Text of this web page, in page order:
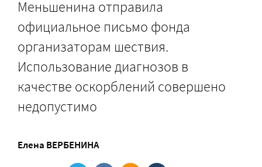
Меньшенина отправила
официальное письмо фонда
организаторам шествия.
Использование диагнозов в
качестве оскорблений совершено
недопустимо
Елена ВЕРБЕНИНА